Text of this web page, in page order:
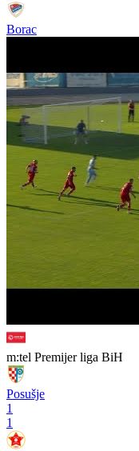
Borac
m:tel Premijer liga BiH
Posušje
1
1